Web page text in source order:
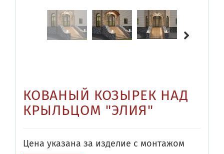
КОВАНЫЙ КОЗЫРЕК НАД
КРЫЛЬЦОМ "ЭЛИЯ"
Цена указана за изделие с монтажом